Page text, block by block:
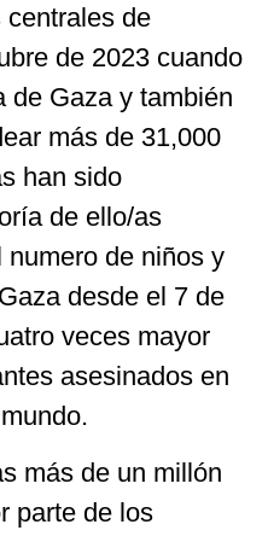
de
de 2023 cuando
de Gaza y también
más de 31,000
han sido
de ello/as
de niños y
desde el 7 de
veces mayor
asesinados en
más de un millón
parte de los